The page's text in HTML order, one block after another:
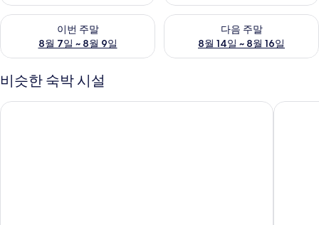
이번 주말
8월 7일 ~ 8월 9일
이번 주말 예약 가능 여부 확인, 8월 7일 ~ 8월 9일
다음 주말
8월 14일 ~ 8월 16일
다음 주말 예약 가능 여부 확인,
비슷한 숙박 시설
고은펜션 레지던